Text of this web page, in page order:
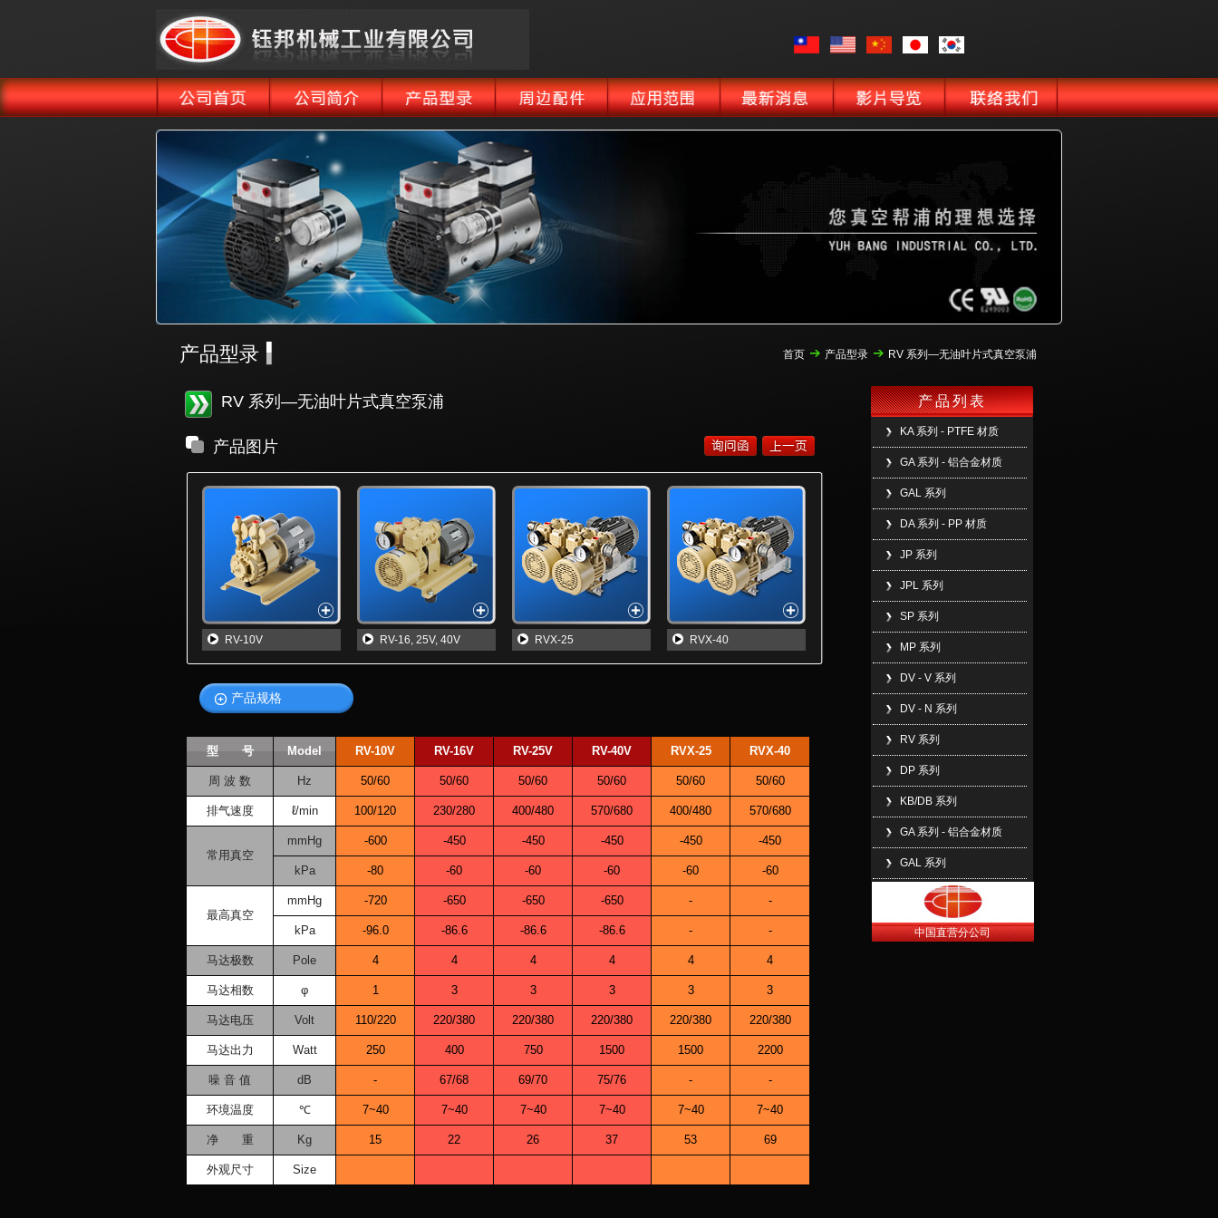
产品型录 RV 系列—无油叶片式真空泵浦
产品型录
首页
RV 系列—无油叶片式真空泵浦
产品图片
RV-10V RV-16, 25V, 40V RVX-25 RVX-40
产品规格
型 号 Model RV-10V RV-16V RV-25V RV-40V RVX-25 RVX-40
周 波 数 Hz 50/60 50/60 50/60 50/60 50/60 50/60
排气速度 ℓ/min 100/120 230/280 400/480 570/680 400/480 570/680
常用真空
mmHg -600 -450 -450 -450 -450 -450
kPa -80 -60 -60 -60 -60 -60
最高真空
mmHg -720 -650 -650 -650 - -
kPa -96.0 -86.6 -86.6 -86.6 - -
马达极数 Pole 4 4 4 4 4 4
马达相数 φ 1 3 3 3 3 3
马达电压 Volt 110/220 220/380 220/380 220/380 220/380 220/380
马达出力 Watt 250 400 750 1500 1500 2200
噪 音 值 dB - 67/68 69/70 75/76 - -
环境温度 ℃ 7~40 7~40 7~40 7~40 7~40 7~40
净 重 Kg 15 22 26 37 53 69
外观尺寸 Size
产品列表
KA 系列 - PTFE 材质
GA 系列 - 铝合金材质
GAL 系列
DA 系列 - PP 材质
JP 系列
JPL 系列
SP 系列
MP 系列
DV - V 系列
DV - N 系列
RV 系列
DP 系列
KB/DB 系列
GA 系列 - 铝合金材质
GAL 系列
中国直营分公司